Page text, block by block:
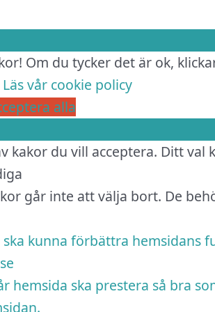
Om du tycker det är ok,
Läs vår cookie policy
alla
kakor du vill acceptera. Ditt
går inte att välja bort. De
ska kunna förbättra hemsidans
hemsida ska prestera så bra